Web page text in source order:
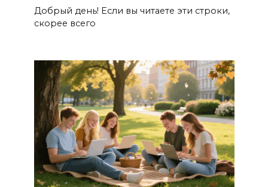
Добрый день! Если вы читаете эти строки,
скорее всего